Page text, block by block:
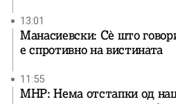
13:01
Манасиевски: Сè што
е спротивно на вистината
11:55
МНР: Нема отстапки од